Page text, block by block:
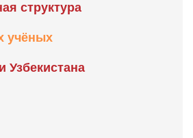
структура
учёных